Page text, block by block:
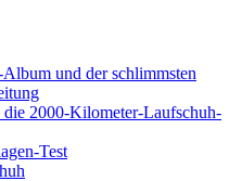
und der schlimmsten
2000-Kilometer-Laufschuh-
Test